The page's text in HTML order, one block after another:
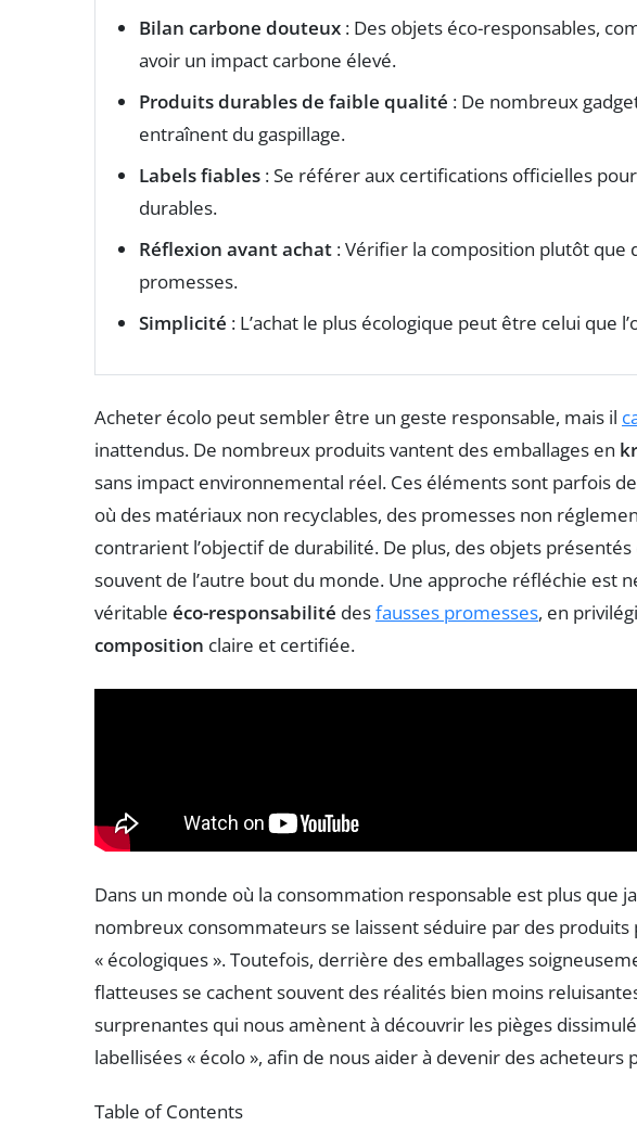
Bilan carbone douteux : Des objets éco-responsables,
avoir un impact carbone élevé.
Produits durables de faible qualité : De nombreux
entraînent du gaspillage.
Labels fiables : Se référer aux certifications officielles
durables.
Réflexion avant achat : Vérifier la composition plutôt que
promesses.
Simplicité : L’achat le plus écologique peut être celui que
Acheter écolo peut sembler être un geste responsable, mais il
inattendus. De nombreux produits vantent des emballages en
sans impact environnemental réel. Ces éléments sont parfois
où des matériaux non recyclables, des promesses non
contrarient l’objectif de durabilité. De plus, des objets
souvent de l’autre bout du monde. Une approche réfléchie est
véritable éco-responsabilité desfausses promesses, en
composition claire et certifiée.
Dans un monde où la consommation responsable est plus que
nombreux consommateurs se laissent séduire par des produits
« écologiques ». Toutefois, derrière des emballages
flatteuses se cachent souvent des réalités bien moins
surprenantes qui nous amènent à découvrir les pièges
labellisées « écolo », afin de nous aider à devenir des acheteurs
Table of Contents